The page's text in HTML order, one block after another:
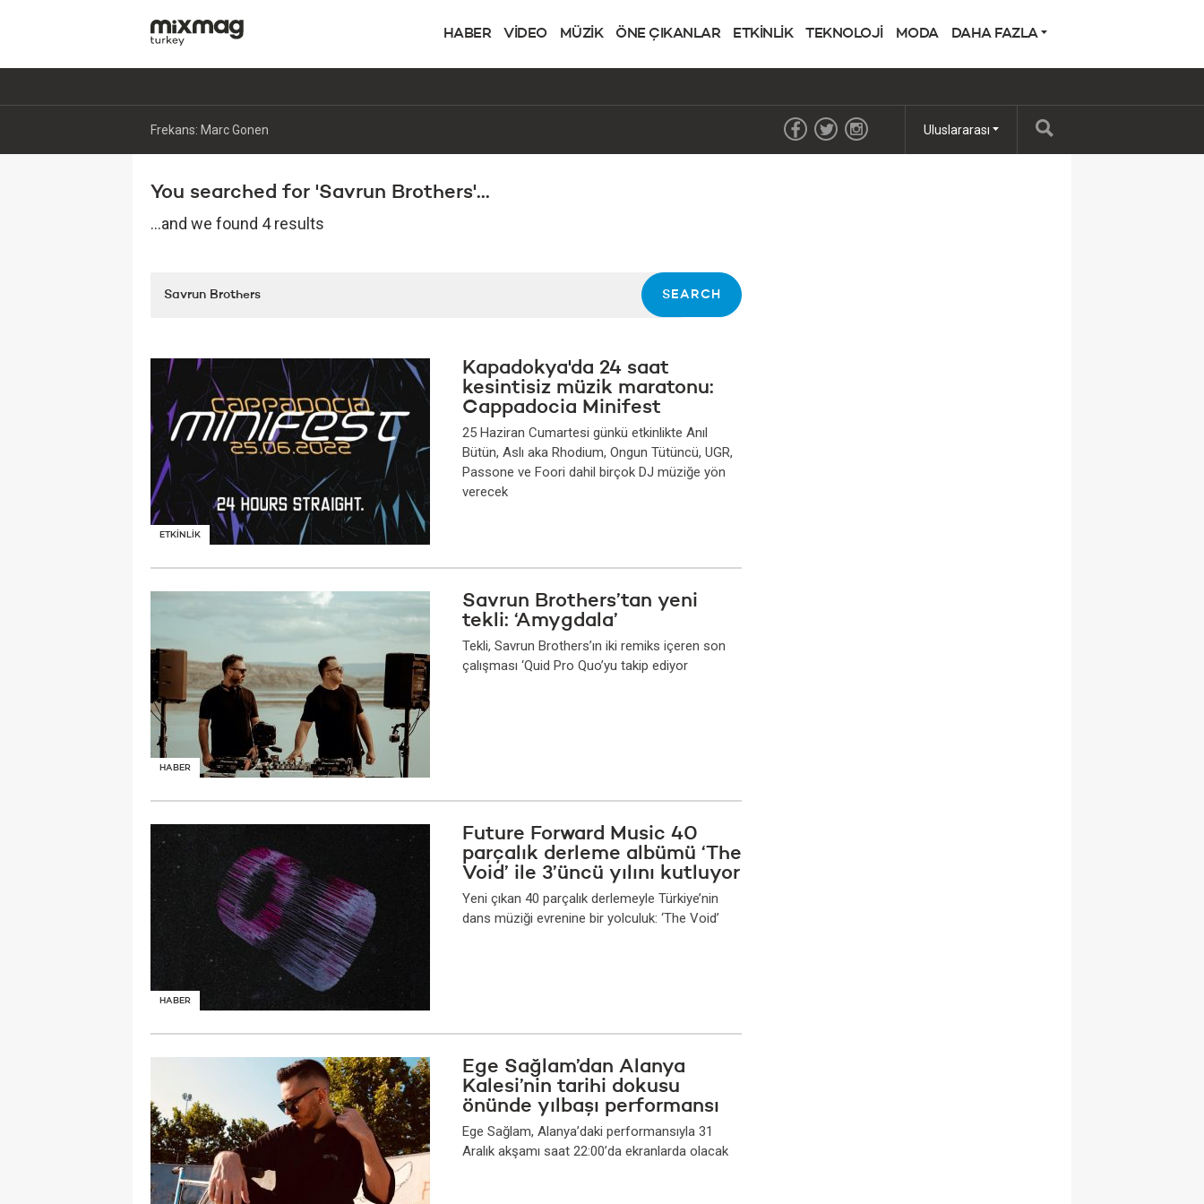
HABER VİDEO MÜZİK ÖNE ÇIKANLAR ETKİNLİK TEKNOLOJİ MODA DAHA FAZLA
Frekans: Marc Gonen Uluslararası
You searched for 'Savrun Brothers'...
...and we found 4 results
ETKİNLİK
Kapadokya'da 24 saat
kesintisiz müzik maratonu:
Cappadocia Minifest
25 Haziran Cumartesi günkü etkinlikte Anıl
Bütün, Aslı aka Rhodium, Ongun Tütüncü, UGR,
Passone ve Foori dahil birçok DJ müziğe yön
verecek
HABER
Savrun Brothers’tan yeni
tekli: ‘Amygdala’
Tekli, Savrun Brothers’ın iki remiks içeren son
çalışması ‘Quid Pro Quo’yu takip ediyor
HABER
Future Forward Music 40
parçalık derleme albümü ‘The
Void’ ile 3’üncü yılını kutluyor
Yeni çıkan 40 parçalık derlemeyle Türkiye’nin
dans müziği evrenine bir yolculuk: ‘The Void’
Ege Sağlam’dan Alanya
Kalesi’nin tarihi dokusu
önünde yılbaşı performansı
Ege Sağlam, Alanya’daki performansıyla 31
Aralık akşamı saat 22:00’da ekranlarda olacak